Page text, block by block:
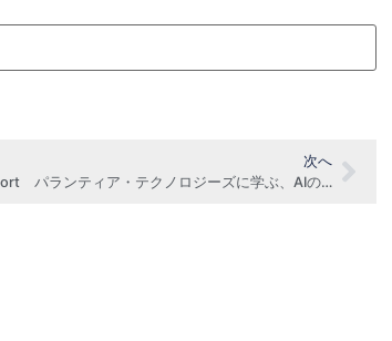
次へ
FG Free Report パランティア・テクノロジーズに学ぶ、AIの新たな世界（2月12日号抜粋）